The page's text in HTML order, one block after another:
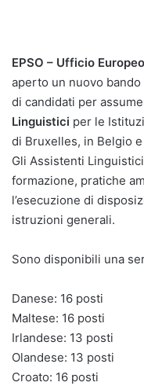
EPSO – Ufficio
aperto un nuovo
di candidati per
Linguistici per le
di Bruxelles, in Belgio
Gli Assistenti
formazione, pratiche
l’esecuzione di
istruzioni generali.
Sono disponibili una
Danese: 16 posti
Maltese: 16 posti
Irlandese: 13 posti
Olandese: 13 posti
Croato: 16 posti